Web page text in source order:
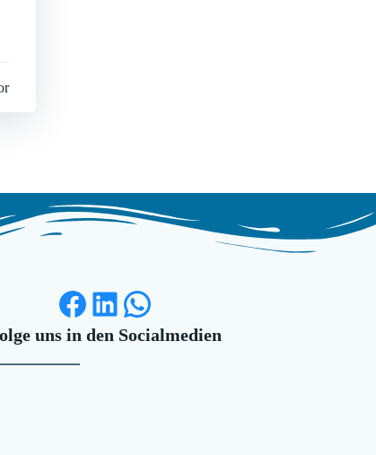
Facebook
LinkedIn
WhatsApp
uns in den Socialmedien